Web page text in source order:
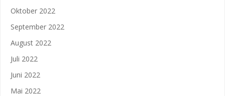
Oktober 2022
September 2022
August 2022
Juli 2022
Juni 2022
Mai 2022